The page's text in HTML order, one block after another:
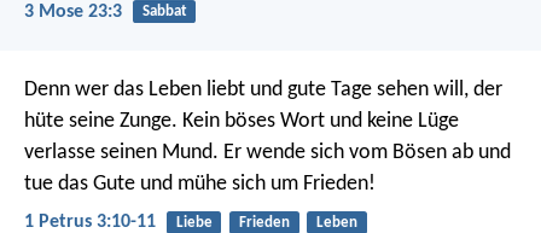
3 Mose 23:3 Sabbat
Denn wer das Leben liebt und gute Tage sehen will, der
hüte seine Zunge. Kein böses Wort und keine Lüge
verlasse seinen Mund. Er wende sich vom Bösen ab und
tue das Gute und mühe sich um Frieden!
1 Petrus 3:10-11 Liebe Frieden Leben